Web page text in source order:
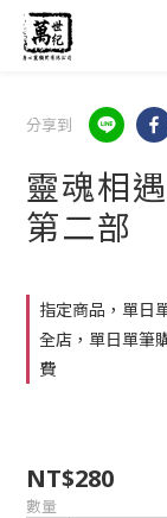
分享到
靈魂相
第二部
指定商品，單日
全店，單日單筆
費
NT$280
數量